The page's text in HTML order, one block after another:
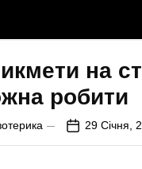
на
робити
29 Січня,